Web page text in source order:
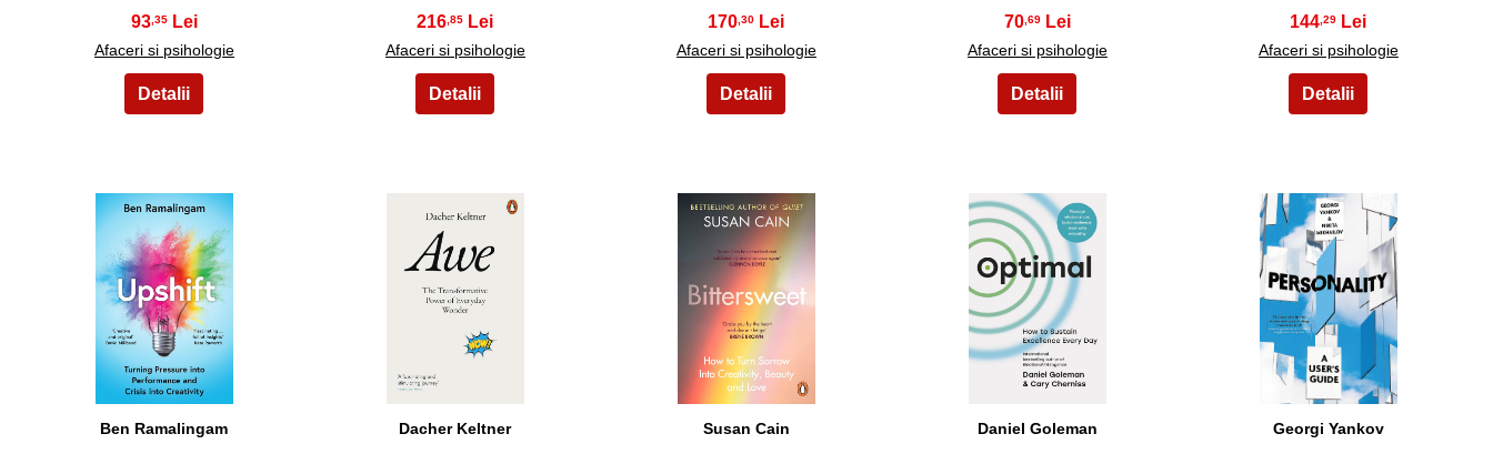
93 ,35
Afaceri si psihologie
216 ,85
Afaceri si psihologie
170 ,30
Afaceri si psihologie
70,69
Afaceri si psihologie
144 ,29
Afaceri si psihologie
21
Ben Ramalingam
22
Dacher Keltner
23
Susan Cain
24
Daniel Goleman
25
Georgi Yankov